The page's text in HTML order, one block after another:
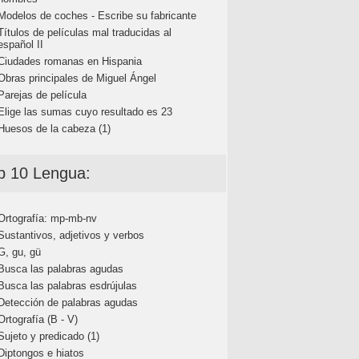
de coches - Escribe su fabricante
de películas mal traducidas al
II
romanas en Hispania
principales de Miguel Ángel
de película
las sumas cuyo resultado es 23
de la cabeza (1)
10 Lengua:
mp-mb-nv
adjetivos y verbos
gu, gü
las palabras agudas
las palabras esdrújulas
de palabras agudas
(B - V)
y predicado (1)
e hiatos